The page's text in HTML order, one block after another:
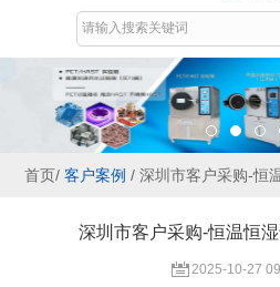
首页/ 客户案例 / 深圳市客户采购-恒
深圳市客户采购-恒温恒
2025-10-27